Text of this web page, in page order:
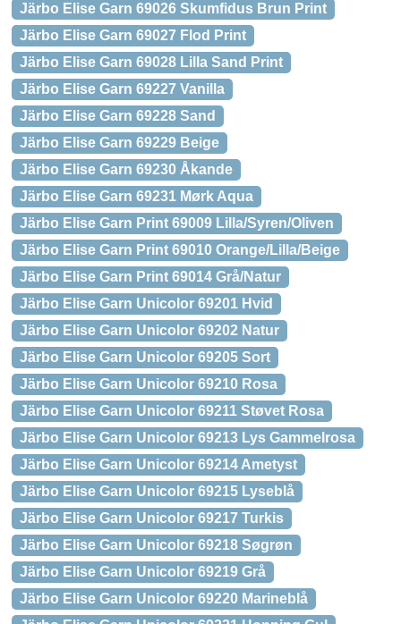
Järbo Elise Garn 69026 Skumfidus Brun Print
Järbo Elise Garn 69027 Flod Print
Järbo Elise Garn 69028 Lilla Sand Print
Järbo Elise Garn 69227 Vanilla
Järbo Elise Garn 69228 Sand
Järbo Elise Garn 69229 Beige
Järbo Elise Garn 69230 Åkande
Järbo Elise Garn 69231 Mørk Aqua
Järbo Elise Garn Print 69009 Lilla/Syren/Oliven
Järbo Elise Garn Print 69010 Orange/Lilla/Beige
Järbo Elise Garn Print 69014 Grå/Natur
Järbo Elise Garn Unicolor 69201 Hvid
Järbo Elise Garn Unicolor 69202 Natur
Järbo Elise Garn Unicolor 69205 Sort
Järbo Elise Garn Unicolor 69210 Rosa
Järbo Elise Garn Unicolor 69211 Støvet Rosa
Järbo Elise Garn Unicolor 69213 Lys Gammelrosa
Järbo Elise Garn Unicolor 69214 Ametyst
Järbo Elise Garn Unicolor 69215 Lyseblå
Järbo Elise Garn Unicolor 69217 Turkis
Järbo Elise Garn Unicolor 69218 Søgrøn
Järbo Elise Garn Unicolor 69219 Grå
Järbo Elise Garn Unicolor 69220 Marineblå